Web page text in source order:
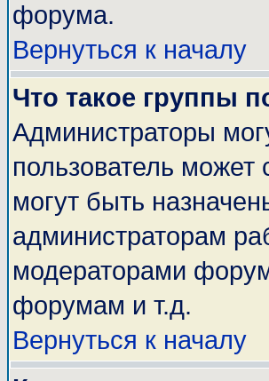
форума.
Вернуться к началу
Что такое группы
Администраторы
пользователь может
могут быть
администраторам
модераторами
форумам и т.д.
Вернуться к началу